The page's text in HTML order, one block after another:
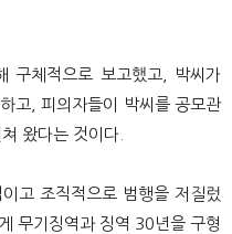
구체적으로 보고했고, 박씨가
고, 피의자들이 박씨를 공모관
왔다는 것이다.
고 조직적으로 범행을 저질렀
무기징역과 징역 30년을 구형